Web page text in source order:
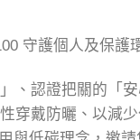
守護個人及保護
、認證把關的「
穿戴防曬、以減